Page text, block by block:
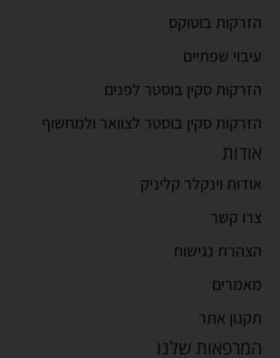
הזרקות בוטוקס
עיבוי שפתיים
הזרקות סקין בוסטר לפנים
הזרקות סקין בוסטר לצוואר ולמחשוף
אודות
אודות וינקלר קליניק
צרו קשר
הצהרת נגישות
מאמרים
תקנון אתר
המרפאות שלנו